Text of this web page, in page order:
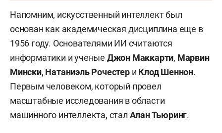
Напомним, искусственный интеллект был
основан как академическая дисциплина еще в
1956 году. Основателями ИИ считаются
информатики и ученые Джон Маккарти, Марвин
Мински, Натаниэль Рочестери Клод Шеннон.
Первым человеком, который провел
масштабные исследования в области
машинного интеллекта, стал Алан Тьюринг.